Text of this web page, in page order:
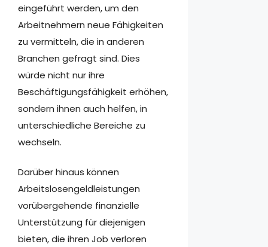
eingeführt werden, um den
Arbeitnehmern neue Fähigkeiten
zu vermitteln, die in anderen
Branchen gefragt sind. Dies
würde nicht nur ihre
Beschäftigungsfähigkeit erhöhen,
sondern ihnen auch helfen, in
unterschiedliche Bereiche zu
wechseln.
Darüber hinaus können
Arbeitslosengeldleistungen
vorübergehende finanzielle
Unterstützung für diejenigen
bieten, die ihren Job verloren